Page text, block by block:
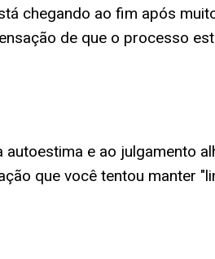
chegando ao fim após
de que o processo
e ao julgamento
que você tentou manter